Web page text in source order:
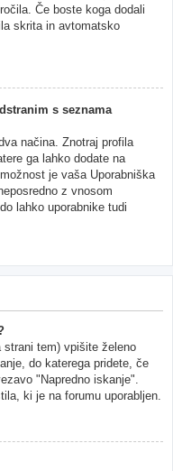
Če boste koga dodali
skrita in avtomatsko
s seznama
načina. Znotraj profila
ga lahko dodate na
je vaša Uporabniška
z vnosom
lahko uporabnike tudi
tem) vpišite želeno
do katerega pridete, če
"Napredno iskanje".
ki je na forumu uporabljen.